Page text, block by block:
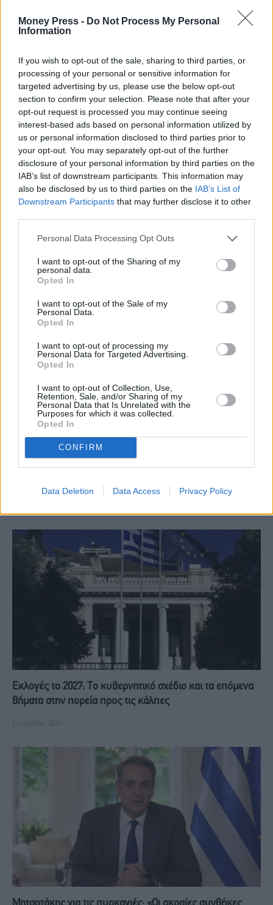
Money Press - Do Not Process My Personal
Information
If you wish to opt-out of the sale, sharing to third parties, or
processing of your personal or sensitive information for
targeted advertising by us, please use the below opt-out
section to confirm your selection. Please note that after your
opt-out request is processed you may continue seeing
interest-based ads based on personal information utilized by
us or personal information disclosed to third parties prior to
your opt-out. You may separately opt-out of the further
disclosure of your personal information by third parties on the
IAB’s list of downstream participants. This information may
also be disclosed by us to third parties on the IAB’s List of
Downstream Participants that may further disclose it to other
Personal Data Processing Opt Outs
I want to opt-out of the Sharing of my
personal data.
Opted In
I want to opt-out of the Sale of my
Personal Data.
Opted In
I want to opt-out of processing my
Personal Data for Targeted Advertising.
Opted In
I want to opt-out of Collection, Use,
Retention, Sale, and/or Sharing of my
Personal Data that Is Unrelated with the
Purposes for which it was collected.
Opted In
CONFIRM
Data Deletion Data Access Privacy Policy
Μητσοτάκης
FacebookTwitter PinterestLinkedInTumblr Telegram
PREVIOUS ARTICLE
Η METLEN τιμά τους
ανθρώπους της στη νέα
καμπάνια “We are METLEN”
NEXT ARTICLE
ΙΕΛΚΑ: Τρεις στις τέσσερις
επιχειρήσεις δηλώνουν ότι
έχουν κενές θέσεις εργασίας
RELATED
Μητσοτάκης: Η παραγωγική Ελλάδα βρίσκεται στον
πυρήνα της οικονομικής μας πολιτικής
Εκλογές το 2027: Το κυβερνητικό σχέδιο και τα επόμενα
βήματα στην πορεία προς τις κάλπες
3 Αυγούστου, 2026